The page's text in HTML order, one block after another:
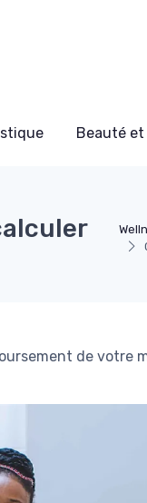
Beauté et
de votre